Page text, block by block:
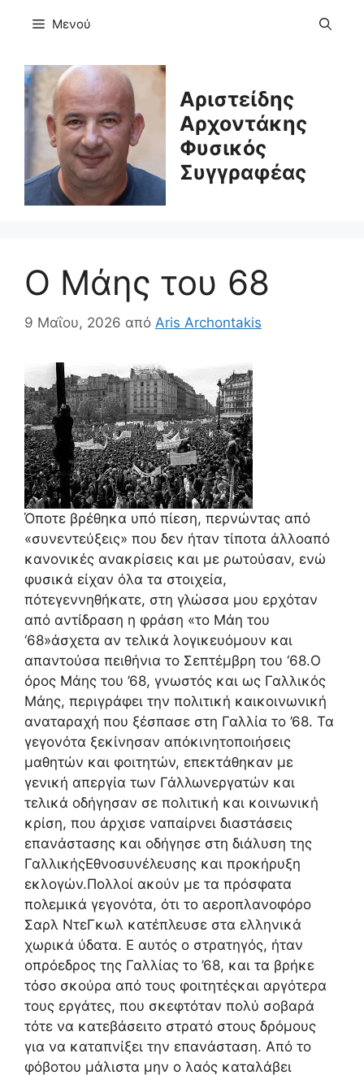
Μενού
Αριστείδης
Αρχοντάκης
Φυσικός
Συγγραφέας
Ο Μάης του 68
9 Μαΐου, 2026 από Aris Archontakis
Όποτε βρέθηκα υπό πίεση, περνώντας από
«συνεντεύξεις» που δεν ήταν τίποτα άλλοαπό
κανονικές ανακρίσεις και με ρωτούσαν, ενώ
φυσικά είχαν όλα τα στοιχεία,
πότεγεννηθήκατε, στη γλώσσα μου ερχόταν
από αντίδραση η φράση «το Μάη του
‘68»άσχετα αν τελικά λογικευόμουν και
απαντούσα πειθήνια το Σεπτέμβρη του ‘68.Ο
όρος Μάης του ’68, γνωστός και ως Γαλλικός
Μάης, περιγράφει την πολιτική καικοινωνική
αναταραχή που ξέσπασε στη Γαλλία το ’68. Τα
γεγονότα ξεκίνησαν απόκινητοποιήσεις
μαθητών και φοιτητών, επεκτάθηκαν με
γενική απεργία των Γάλλωνεργατών και
τελικά οδήγησαν σε πολιτική και κοινωνική
κρίση, που άρχισε ναπαίρνει διαστάσεις
επανάστασης και οδήγησε στη διάλυση της
ΓαλλικήςΕθνοσυνέλευσης και προκήρυξη
εκλογών.Πολλοί ακούν με τα πρόσφατα
πολεμικά γεγονότα, ότι το αεροπλανοφόρο
Σαρλ ΝτεΓκωλ κατέπλευσε στα ελληνικά
χωρικά ύδατα. Ε αυτός ο στρατηγός, ήταν
οπρόεδρος της Γαλλίας το ’68, και τα βρήκε
τόσο σκούρα από τους φοιτητέςκαι αργότερα
τους εργάτες, που σκεφτόταν πολύ σοβαρά
τότε να κατεβάσειτο στρατό στους δρόμους
για να καταπνίξει την επανάσταση. Από το
φόβοτου μάλιστα μην ο λαός καταλάβει